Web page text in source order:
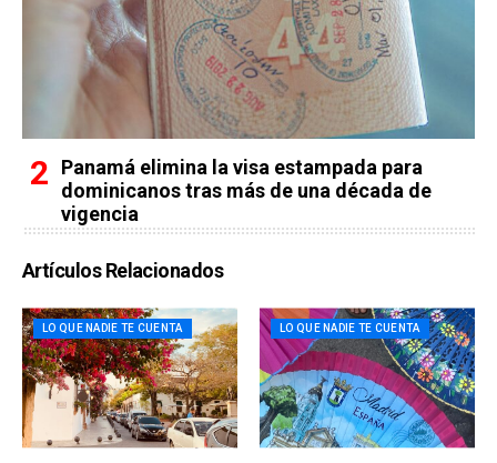
Panamá elimina la visa estampada para
dominicanos tras más de una década de
vigencia
Artículos Relacionados
LO QUE NADIE TE CUENTA LO QUE NADIE TE CUENTA